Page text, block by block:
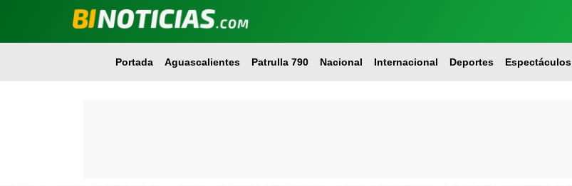
Portada Aguascalientes Patrulla 790 Nacional Internacional Deportes Espectáculos